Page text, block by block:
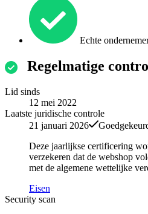
Echte
Regelmatige
Lid sinds
12 mei 2022
Laatste juridische controle
21 januari 2026
Deze jaarlijkse certificering
verzekeren dat de webshop
met de algemene wettelijke
Eisen
Security scan